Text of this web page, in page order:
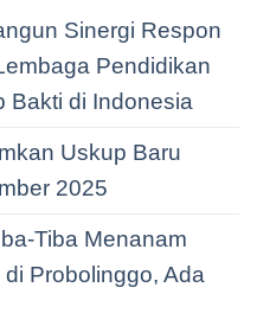
Sinergi Respon
Pendidikan
Bakti di Indonesia
Uskup Baru
2025
Tiba Menanam
Probolinggo, Ada